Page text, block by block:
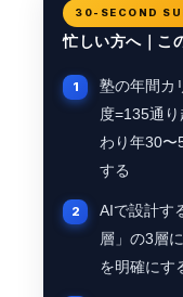
30-SECOND
忙しい方へ｜こ
塾の年間カ
度=135通
わり年30〜
する
AIで設計す
層」の3層
を明確にす